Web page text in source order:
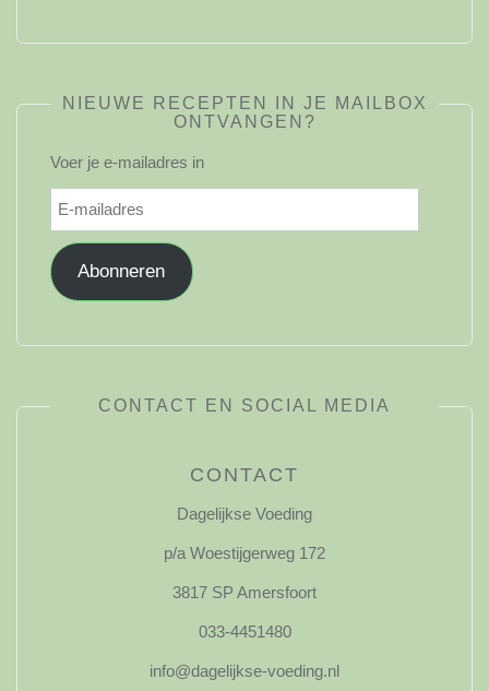
NIEUWE RECEPTEN IN JE MAILBOX
ONTVANGEN?
Voer je e-mailadres in
E-
mailadres
Abonneren
CONTACT EN SOCIAL MEDIA
CONTACT
Dagelijkse Voeding
p/a Woestijgerweg 172
3817 SP Amersfoort
033-4451480
info@dagelijkse-voeding.nl